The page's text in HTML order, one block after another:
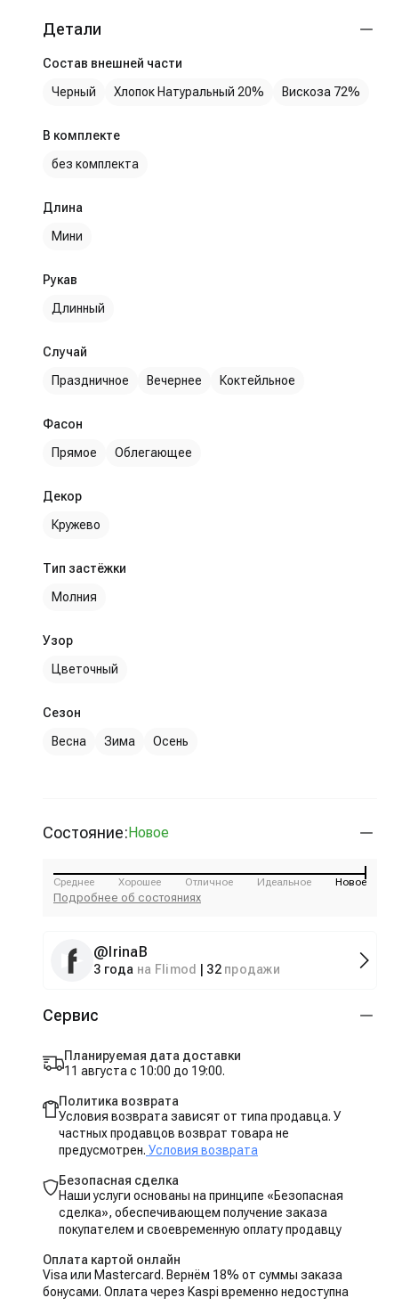
Детали
Состав внешней части
Черный
Хлопок Натуральный 20% Вискоза 72%
В комплекте
без комплекта
Длина
Мини
Рукав
Длинный
Случай
Праздничное
Вечернее Коктейльное
Фасон
Прямое
Облегающее
Декор
Кружево
Тип застёжки
Молния
Узор
Цветочный
Сезон
Весна
Зима Осень
Состояние:Новое
Среднее Хорошее Отличное Идеальное Новое
Подробнее об состояниях
@IrinaB
3 года на Flimod 32 продажи
Сервис
Планируемая дата доставки
11 августа с 10:00 до 19:00.
Политика возврата
Условия возврата зависят от типа продавца. У
частных продавцов возврат товара не
предусмотрен. Условия возврата
Безопасная сделка
Наши услуги основаны на принципе «Безопасная
сделка», обеспечивающем получение заказа
покупателем и своевременную оплату продавцу
Оплата картой онлайн
Visa или Mastercard. Вернём 18% от суммы заказа
бонусами. Оплата через Kaspi временно недоступна